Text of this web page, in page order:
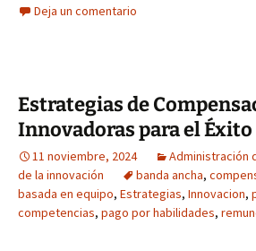
Deja un comentario
Estrategias de
Innovadoras para el
11 noviembre, 2024
Administración
de la innovación
banda ancha,
basada en equipo, Estrategias, Innovacion,
competencias, pago por habilidades,